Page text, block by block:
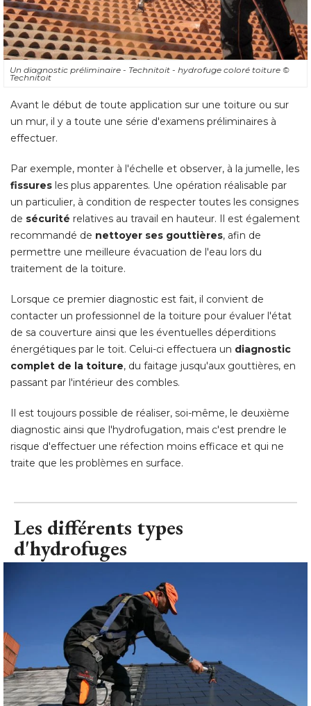
Un diagnostic préliminaire - Technitoit - hydrofuge coloré toiture ©
Technitoit
Avant le début de toute application sur une toiture ou sur
un mur, il y a toute une série d'examens préliminaires à
effectuer.
Par exemple, monter à l'échelle et observer, à la jumelle, les
fissures les plus apparentes. Une opération réalisable par
un particulier, à condition de respecter toutes les consignes
de sécurité relatives au travail en hauteur. Il est également
recommandé de nettoyer ses gouttières, afin de
permettre une meilleure évacuation de l'eau lors du
traitement de la toiture.
Lorsque ce premier diagnostic est fait, il convient de
contacter un professionnel de la toiture pour évaluer l'état
de sa couverture ainsi que les éventuelles déperditions
énergétiques par le toit. Celui-ci effectuera un diagnostic
complet de la toiture, du faitage jusqu'aux gouttières, en
passant par l'intérieur des combles.
Il est toujours possible de réaliser, soi-même, le deuxième
diagnostic ainsi que l'hydrofugation, mais c'est prendre le
risque d'effectuer une réfection moins efficace et qui ne
traite que les problèmes en surface.
Les différents types
d'hydrofuges